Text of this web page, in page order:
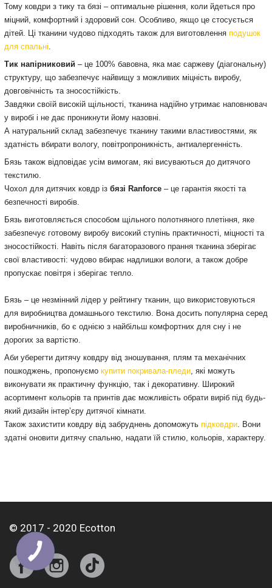
Тому ковдри з тику та бязі – оптимальне рішення, коли йдеться про
міцний, комфортний і здоровий сон. Особливо, якщо це стосується
дітей. Ці тканини чудово підходять також для виготовлення подушок
для спальні.
Тик напірниковий – це 100% бавовна, яка має саржеву (діагональну)
структуру, що забезпечує найвищу з можливих міцність виробу,
довговічність та зносостійкість.
Завдяки своїй високій щільності, тканина надійно утримає наповнювач
у виробі і не дає проникнути йому назовні.
А натуральний склад забезпечує тканину такими властивостями, як
здатність вбирати вологу, повітропроникність, антиалергенність.
Бязь також відповідає усім вимогам, які висуваються до дитячого
текстилю.
Чохол для дитячих ковдр із бязі Ranforce– це гарантія якості та
безпечності виробів.
Бязь виготовляється способом щільного полотняного плетіння, яке
забезпечує готовому виробу високий ступінь практичності, міцності та
зносостійкості. Навіть після багаторазового прання тканина зберігає
свої властивості: чудово вбирає надлишки вологи, а також добре
пропускає повітря і зберігає тепло.
Бязь – це незмінний лідер у рейтингу тканин, що використовуються
для виробництва домашнього текстилю. Вона досить популярна серед
виробничників, бо є однією з найбільш комфортних для сну і не
дорогих за вартістю.
Аби уберегти дитячу ковдру від зношування, плям та механічних
пошкоджень, пропонуємо купити покривала-пледи, які можуть
виконувати як практичну функцію, так і декоративну. Широкий
асортимент кольорів та принтів дає можливість обрати виріб під будь-
який дизайн інтер’єру дитячої кімнати.
Також захистити ковдру від забруднень допоможуть підковдри. Вони
здатні оновити дитячу спальню, надати їй стилю, кольорів, характеру.
© 2017 - 2020 Ecotton